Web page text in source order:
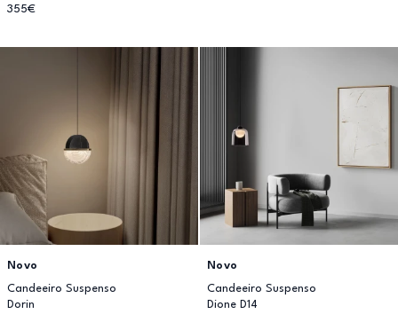
355€
Novo
Candeeiro Suspenso
Dorin
Novo
Candeeiro Suspenso
Dione D14